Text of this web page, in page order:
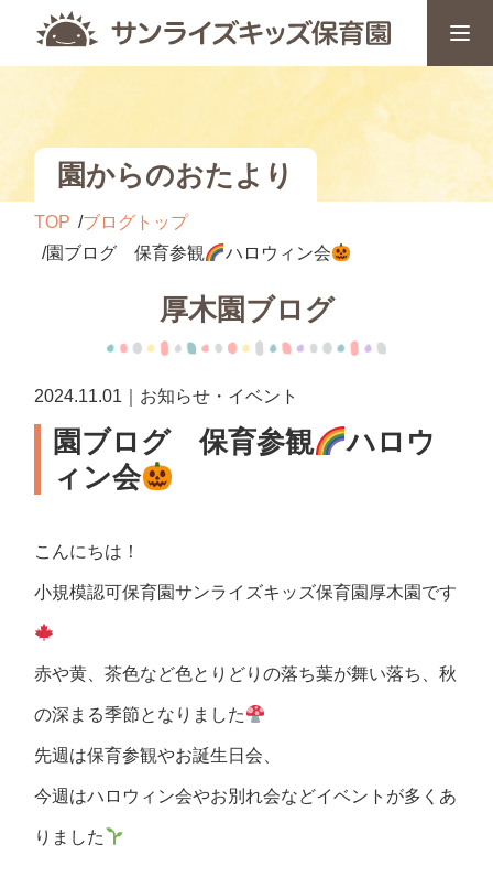
園からのおたより
TOP
ブログトップ
園ブログ 保育参観
ハロウィン会
厚木園ブログ
2024.11.01｜お知らせ・イベント
園ブログ 保育参観
ハロウ
ィン会
こんにちは！
小規模認可保育園サンライズキッズ保育園厚木園です
赤や黄、茶色など色とりどりの落ち葉が舞い落ち、秋
の深まる季節となりました
先週は保育参観やお誕生日会、
今週はハロウィン会やお別れ会などイベントが多くあ
りました